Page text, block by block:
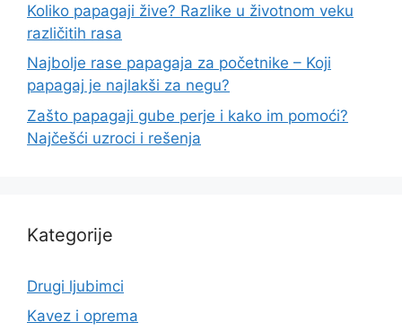
Koliko papagaji žive? Razlike u životnom veku
različitih rasa
Najbolje rase papagaja za početnike – Koji
papagaj je najlakši za negu?
Zašto papagaji gube perje i kako im pomoći?
Najčešći uzroci i rešenja
Kategorije
Drugi ljubimci
Kavez i oprema